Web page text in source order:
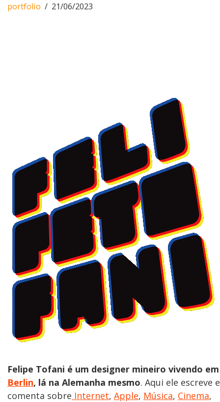
portfolio 21/06/2023
Felipe Tofani é um designer mineiro vivendo em
Berlin, lá na Alemanha mesmo. Aqui ele escreve e
comenta sobre Internet, Apple, Música, Cinema,